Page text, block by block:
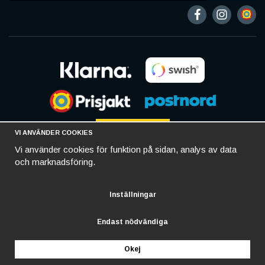
VI ANVÄNDER COOKIES
Vi använder cookies för funktion på sidan, analys av data
och marknadsföring.
Inställningar
Endast nödvändiga
Okej